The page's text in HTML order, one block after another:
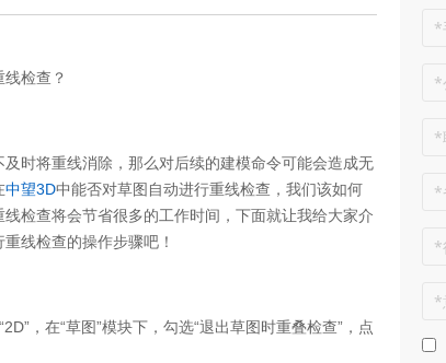
检查？
时将重线消除，那么对后续的建模命令可能会造成无
中望3D中能否对草图自动进行重线检查，我们该如何
检查将会节省很多的工作时间，下面就让我给大家介
线检查的操作步骤吧！
，在“草图”模块下，勾选“退出草图时重叠检查”，点